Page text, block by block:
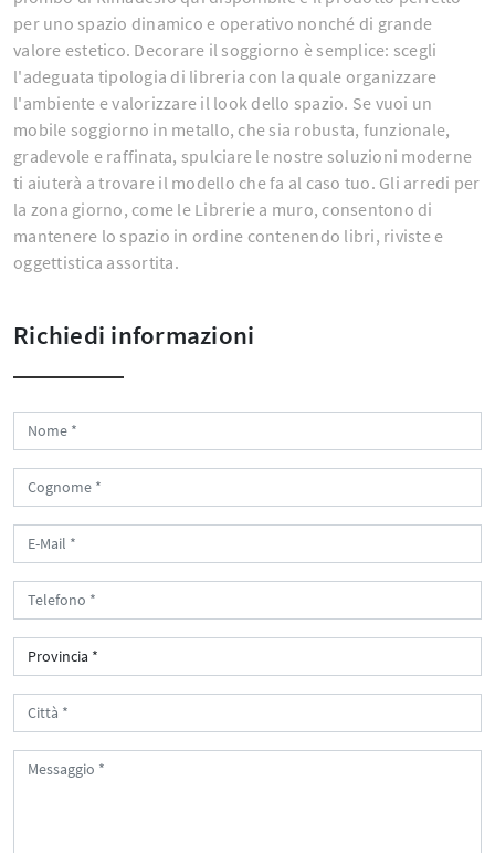
per uno spazio dinamico e operativo nonché di grande
valore estetico. Decorare il soggiorno è semplice: scegli
l'adeguata tipologia di libreria con la quale organizzare
l'ambiente e valorizzare il look dello spazio. Se vuoi un
mobile soggiorno in metallo, che sia robusta, funzionale,
gradevole e raffinata, spulciare le nostre soluzioni moderne
ti aiuterà a trovare il modello che fa al caso tuo. Gli arredi per
la zona giorno, come le Librerie a muro, consentono di
mantenere lo spazio in ordine contenendo libri, riviste e
oggettistica assortita.
Richiedi informazioni